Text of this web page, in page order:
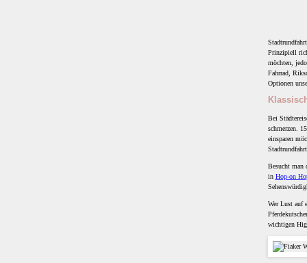
Prinzipiell
möchten,
Fahrrad,
Optionen
Bei
schmerzen.
einsparen
Besucht man
in Hop-on
Wer Lust auf
wichtigen